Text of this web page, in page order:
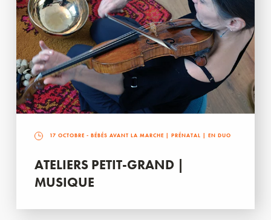
17 OCTOBRE - BÉBÉS AVANT LA MARCHE | PRÉNATAL | EN DUO
ATELIERS PETIT-GRAND |
MUSIQUE